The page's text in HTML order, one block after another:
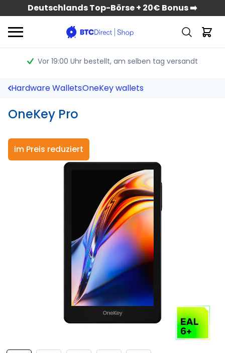
Deutschlands Top-Börse + 20€ Bonus ➡️
Vor 19:00 Uhr bestellt, am selben tag versandt
Hardware WalletsOneKey wallets
OneKey Pro
im Preis reduziert